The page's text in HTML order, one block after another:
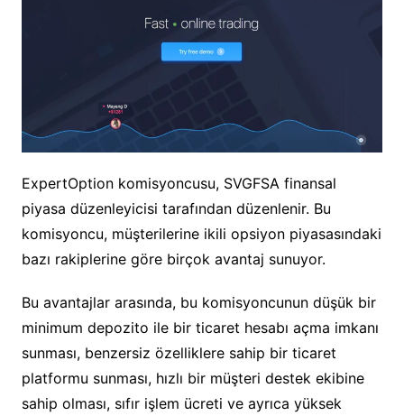
ExpertOption komisyoncusu, SVGFSA finansal
piyasa düzenleyicisi tarafından düzenlenir. Bu
komisyoncu, müşterilerine ikili opsiyon piyasasındaki
bazı rakiplerine göre birçok avantaj sunuyor.
Bu avantajlar arasında, bu komisyoncunun düşük bir
minimum depozito ile bir ticaret hesabı açma imkanı
sunması, benzersiz özelliklere sahip bir ticaret
platformu sunması, hızlı bir müşteri destek ekibine
sahip olması, sıfır işlem ücreti ve ayrıca yüksek